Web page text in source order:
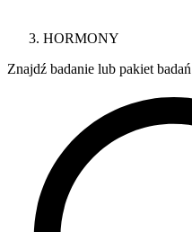
HORMONY
Znajdź badanie lub pakiet badań